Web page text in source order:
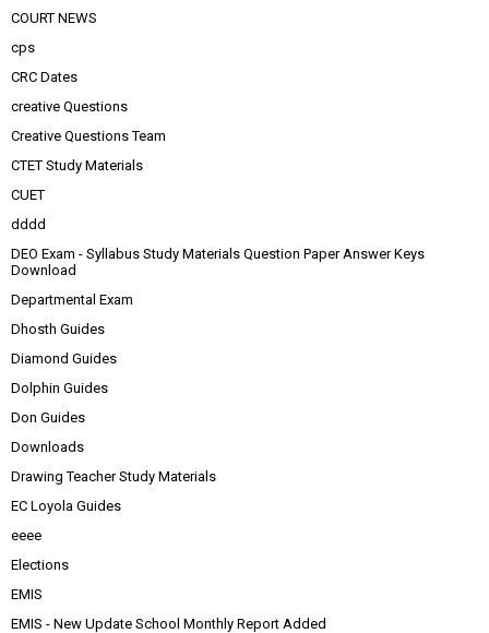
COURT NEWS
cps
CRC Dates
creative Questions
Creative Questions Team
CTET Study Materials
CUET
dddd
DEO Exam - Syllabus Study Materials Question Paper Answer Keys
Download
Departmental Exam
Dhosth Guides
Diamond Guides
Dolphin Guides
Don Guides
Downloads
Drawing Teacher Study Materials
EC Loyola Guides
eeee
Elections
EMIS
EMIS - New Update School Monthly Report Added